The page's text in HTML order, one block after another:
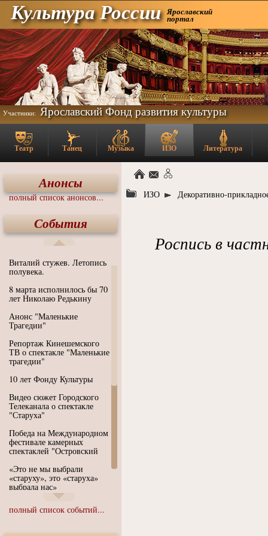
Культура России Ярославский
портал
Участники: Ярославский Фонд развития культуры
Театр Танец Музыка ИЗО Литература
Анонсы
полный список анонсов...
События
Виталий стужев. Летопись
полувека.
8 марта исполнилось бы 70
лет Николаю Редькину
Анонс "Маленькие
Трагедии"
Репортаж Кинешемского
ТВ о спектакле "Маленькие
трагедии"
10 лет Фонду Культуры
Видео сюжет Городского
Телеканала о спектакле
"Старуха"
Победа на Международном
фестивале камерных
спектаклей "Островский
«Это не мы выбрали
«старуху», это «старуха»
выбрала нас»
Иммерсивный спектакль
"Язык чистого полета
полный список событий...
ИЗО Декоративно-
Роспись в